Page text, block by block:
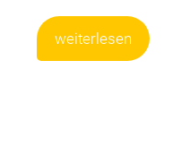
weiterlesen